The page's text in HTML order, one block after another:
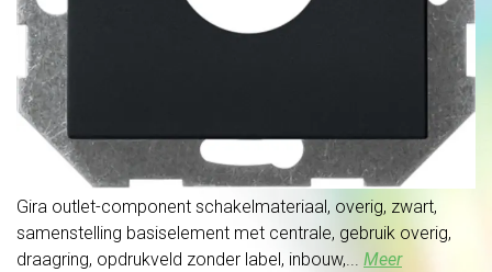
Gira outlet-component schakelmateriaal, overig, zwart,
samenstelling basiselement met centrale, gebruik overig,
draagring, opdrukveld zonder label, inbouw,... Meer